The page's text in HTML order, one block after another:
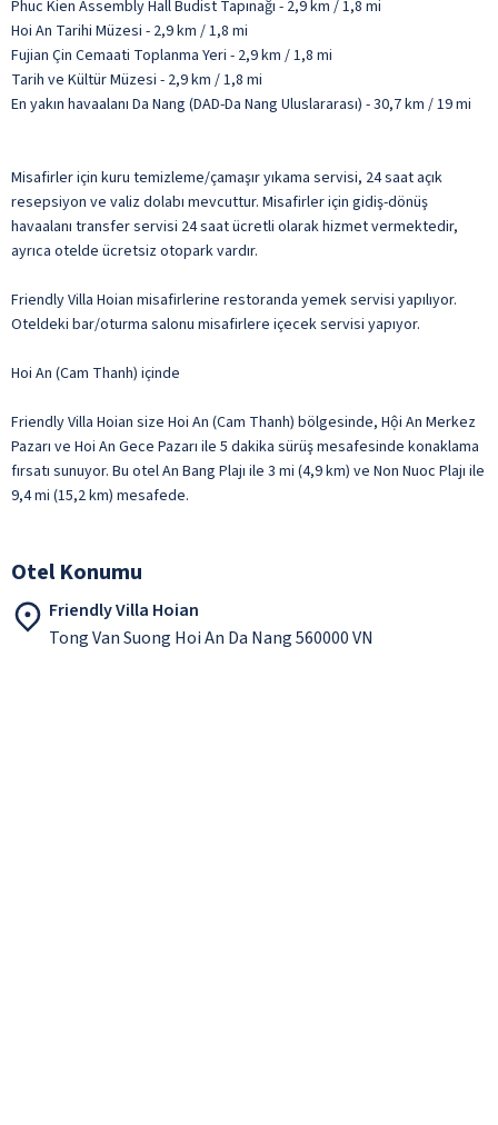
Phuc Kien Assembly Hall Budist Tapınağı - 2,9 km / 1,8 mi
Hoi An Tarihi Müzesi - 2,9 km / 1,8 mi
Fujian Çin Cemaati Toplanma Yeri - 2,9 km / 1,8 mi
Tarih ve Kültür Müzesi - 2,9 km / 1,8 mi
En yakın havaalanı Da Nang (DAD-Da Nang Uluslararası) - 30,7 km / 19 mi
Misafirler için kuru temizleme/çamaşır yıkama servisi, 24 saat açık
resepsiyon ve valiz dolabı mevcuttur. Misafirler için gidiş-dönüş
havaalanı transfer servisi 24 saat ücretli olarak hizmet vermektedir,
ayrıca otelde ücretsiz otopark vardır.
Friendly Villa Hoian misafirlerine restoranda yemek servisi yapılıyor.
Oteldeki bar/oturma salonu misafirlere içecek servisi yapıyor.
Hoi An (Cam Thanh) içinde
Friendly Villa Hoian size Hoi An (Cam Thanh) bölgesinde, Hội An Merkez
Pazarı ve Hoi An Gece Pazarı ile 5 dakika sürüş mesafesinde konaklama
fırsatı sunuyor. Bu otel An Bang Plajı ile 3 mi (4,9 km) ve Non Nuoc Plajı ile
9,4 mi (15,2 km) mesafede.
Otel Konumu
Friendly Villa Hoian
Tong Van Suong Hoi An Da Nang 560000 VN